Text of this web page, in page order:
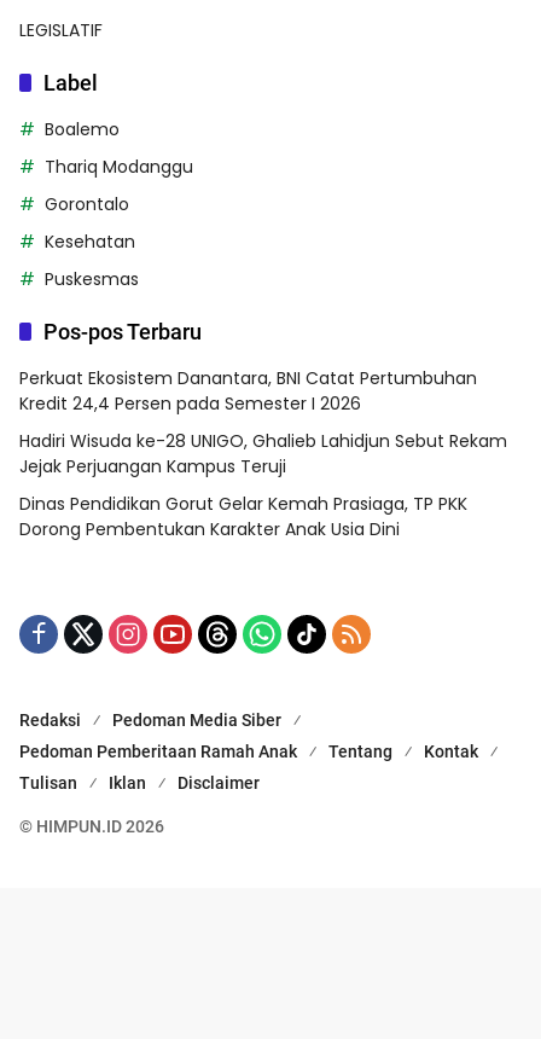
LEGISLATIF
Label
Boalemo
Thariq Modanggu
Gorontalo
Kesehatan
Puskesmas
Pos-pos Terbaru
Perkuat Ekosistem Danantara, BNI Catat Pertumbuhan
Kredit 24,4 Persen pada Semester I 2026
Hadiri Wisuda ke-28 UNIGO, Ghalieb Lahidjun Sebut Rekam
Jejak Perjuangan Kampus Teruji
Dinas Pendidikan Gorut Gelar Kemah Prasiaga, TP PKK
Dorong Pembentukan Karakter Anak Usia Dini
Redaksi
Pedoman Media Siber
Pedoman Pemberitaan Ramah Anak
Tentang
Kontak
Tulisan
Iklan Disclaimer
© HIMPUN.ID 2026